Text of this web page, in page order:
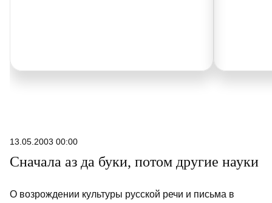
13.05.2003 00:00
Сначала аз да буки, потом другие науки
О возрождении культуры русской речи и письма в